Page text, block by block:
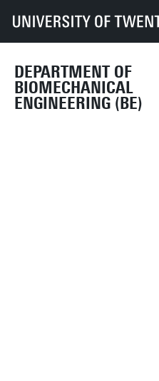
DEPARTMENT OF
BIOMECHANICAL
ENGINEERING (BE)